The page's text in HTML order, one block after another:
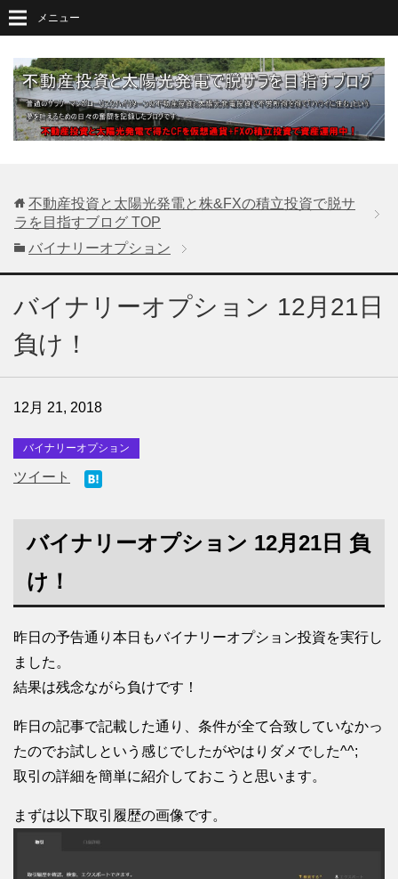
メニュー
不動産投資と太陽光発電と株&FXの積立投資で脱サ
ラを目指すブログ TOP
バイナリーオプション
バイナリーオプション 12月21日
負け！
12月 21, 2018
バイナリーオプション
ツイート
バイナリーオプション 12月21日 負
け！
昨日の予告通り本日もバイナリーオプション投資を実行し
ました。
結果は残念ながら負けです！
昨日の記事で記載した通り、条件が全て合致していなかっ
たのでお試しという感じでしたがやはりダメでした^^;
取引の詳細を簡単に紹介しておこうと思います。
まずは以下取引履歴の画像です。